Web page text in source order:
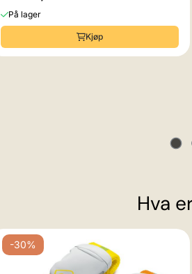
På lager
Kjøp
Hva
-30%